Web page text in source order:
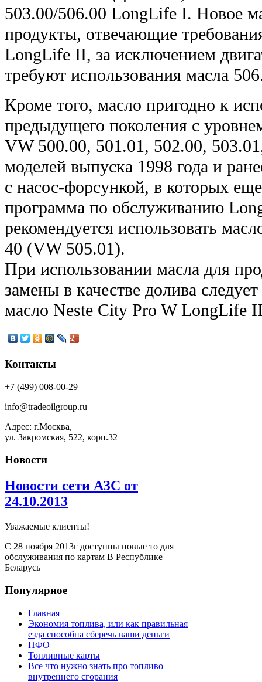
503.00/506.00 LongLife I. Новое
продукты, отвечающие
LongLife II, за исключением
требуют использования масла
Кроме того, масло пригодно к
предыдущего поколения с
VW 500.00, 501.01, 502.00,
моделей выпуска 1998 года и
с насос-форсункой, в которых
программа по обслуживанию
рекомендуется использовать
40 (VW 505.01).
При использовании масла для
замены в качестве долива
масло Neste City Pro W LongLife
Контакты
+7 (499) 008-00-29
info@tradeoilgroup.ru
Адрес: г.Москва,
ул. Закромская, 522, корп.32
Новости
Новости сети АЗС от
24.10.2013
Уважаемые клиенты!
С 28 ноября 2013г доступны новые то для
обслуживания по картам В Республике
Беларусь
Популярное
Главная
Экономия топлива, или как правильная
езда способна сберечь ваши деньги
ПФО
Топливные карты
Все что нужно знать про топливо
внутреннего сгорания